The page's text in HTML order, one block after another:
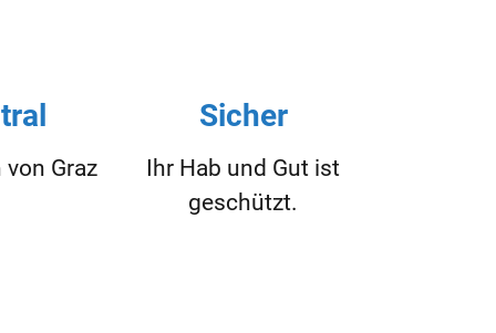
von Graz
Sicher
Ihr Hab und Gut ist
geschützt.